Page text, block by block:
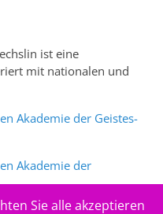
ist eine
mit nationalen und
Akademie der Geistes-
Akademie der
Sie alle akzeptieren